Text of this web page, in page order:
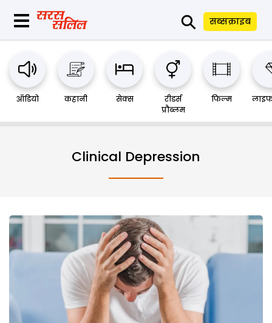
⚲ सब्सक्राइब
ऑडियो कहानी सेक्स
रीडर्स
प्रौब्लम
फिल्म
Clinical Depression